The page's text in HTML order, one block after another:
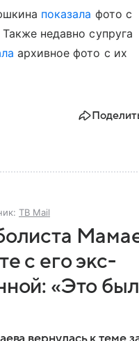
показала фото с
недавно супруга
архивное фото с их
ТВ Mail
с его экс-
«Это